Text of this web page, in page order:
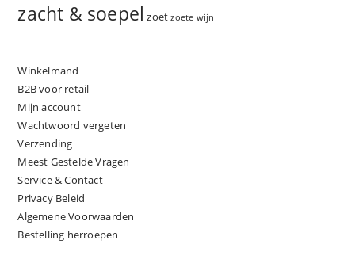
zacht & soepel zoet zoete wijn
Winkelmand
B2B voor retail
Mijn account
Wachtwoord vergeten
Verzending
Meest Gestelde Vragen
Service & Contact
Privacy Beleid
Algemene Voorwaarden
Bestelling herroepen